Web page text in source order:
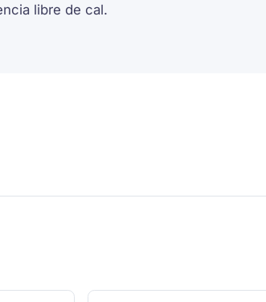
libre de cal.